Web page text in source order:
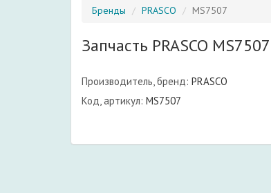
Бренды PRASCO MS7507
Запчасть PRASCO MS7507
Производитель, бренд: PRASCO
Код, артикул: MS7507